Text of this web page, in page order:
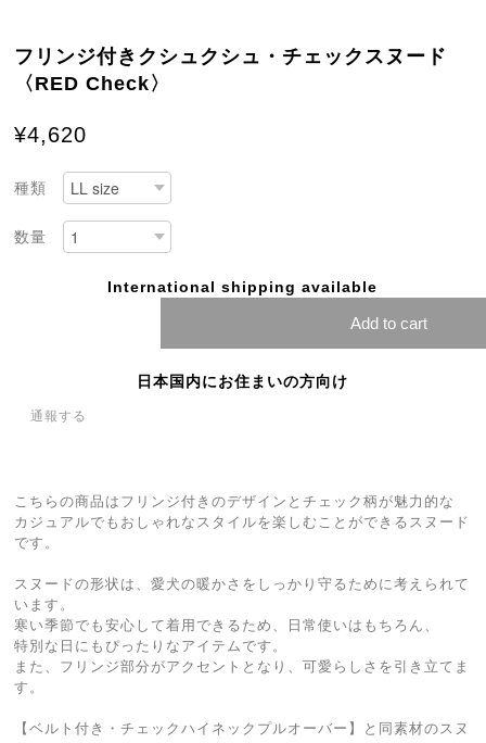
フリンジ付きクシュクシュ・チェックスヌード
〈RED Check〉
¥4,620
種類
数量
International shipping available
Add to cart
日本国内にお住まいの方向け
通報する
こちらの商品はフリンジ付きのデザインとチェック柄が魅力的な
カジュアルでもおしゃれなスタイルを楽しむことができるスヌード
です。
スヌードの形状は、愛犬の暖かさをしっかり守るために考えられて
います。
寒い季節でも安心して着用できるため、日常使いはもちろん、
特別な日にもぴったりなアイテムです。
また、フリンジ部分がアクセントとなり、可愛らしさを引き立てま
す。
【ベルト付き・チェックハイネックプルオーバー】と同素材のスヌ